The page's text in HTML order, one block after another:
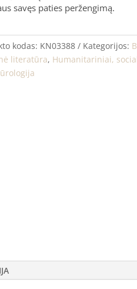
savęs paties peržengimą.
kodas: KN03388 Kategorijos:
literatūra, Humanitariniai,